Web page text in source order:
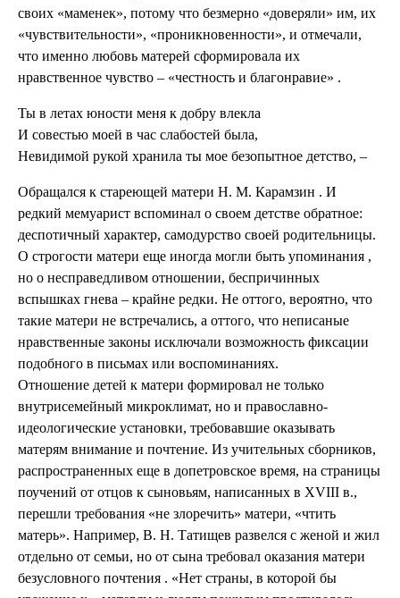
своих «маменек», потому что безмерно «доверяли» им, их
«чувствительности», «проникновенности», и отмечали,
что именно любовь матерей сформировала их
нравственное чувство – «честность и благонравие» .
Ты в летах юности меня к добру влекла
И совестью моей в час слабостей была,
Невидимой рукой хранила ты мое безопытное детство, –
Обращался к стареющей матери Н. М. Карамзин . И
редкий мемуарист вспоминал о своем детстве обратное:
деспотичный характер, самодурство своей родительницы.
О строгости матери еще иногда могли быть упоминания ,
но о несправедливом отношении, беспричинных
вспышках гнева – крайне редки. Не оттого, вероятно, что
такие матери не встречались, а оттого, что неписаные
нравственные законы исключали возможность фиксации
подобного в письмах или воспоминаниях.
Отношение детей к матери формировал не только
внутрисемейный микроклимат, но и православно-
идеологические установки, требовавшие оказывать
матерям внимание и почтение. Из учительных сборников,
распространенных еще в допетровское время, на страницы
поучений от отцов к сыновьям, написанных в XVIII в.,
перешли требования «не злоречить» матери, «чтить
матерь». Например, В. Н. Татищев развелся с женой и жил
отдельно от семьи, но от сына требовал оказания матери
безусловного почтения . «Нет страны, в которой бы